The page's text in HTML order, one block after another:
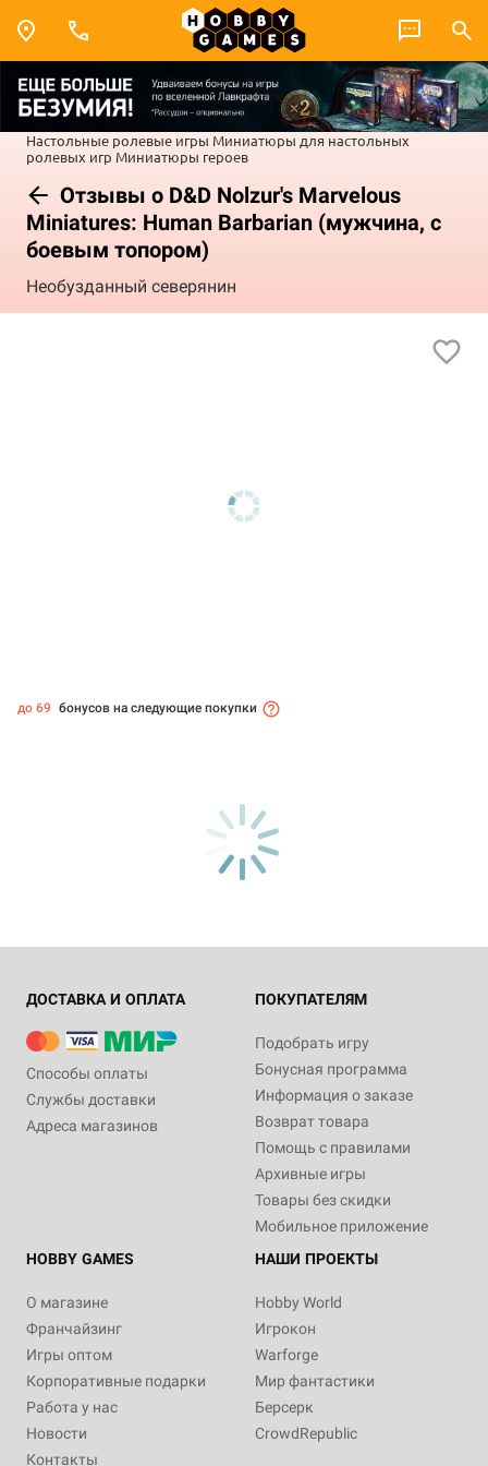
Настольные ролевые игры Миниатюры для настольных
ролевых игр Миниатюры героев
Отзывы о D&D Nolzur's Marvelous
Miniatures: Human Barbarian (мужчина, с
боевым топором)
Необузданный северянин
до 69 бонусов на следующие покупки
ДОСТАВКА И ОПЛАТА
Способы оплаты
Службы доставки
Адреса магазинов
ПОКУПАТЕЛЯМ
Подобрать игру
Бонусная программа
Информация о заказе
Возврат товара
Помощь с правилами
Архивные игры
Товары без скидки
Мобильное приложение
HOBBY GAMES
О магазине
Франчайзинг
Игры оптом
Корпоративные подарки
Работа у нас
Новости
Контакты
НАШИ ПРОЕКТЫ
Hobby World
Игрокон
Warforge
Мир фантастики
Берсерк
CrowdRepublic